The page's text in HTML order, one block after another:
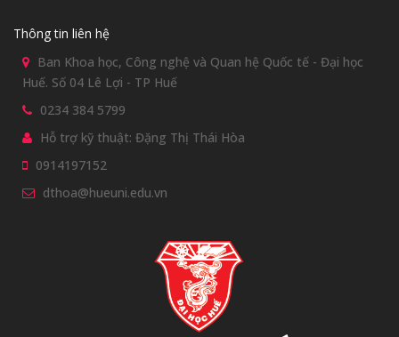
Thông tin liên hệ
Ban Khoa học, Công nghệ và Quan hệ Quốc tế - Đại học
Huế. Số 04 Lê Lợi - TP Huế
0234 384 5799
Hỗ trợ kỹ thuật: Đặng Thị Thái Hòa
0914197152
dthoa@hueuni.edu.vn